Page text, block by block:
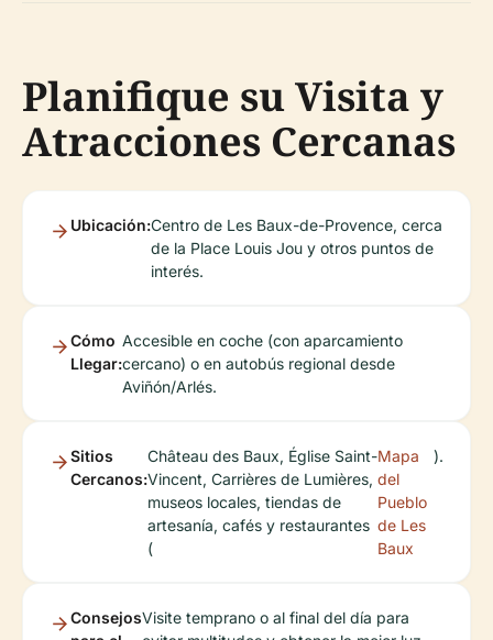
Planifique su Visita y
Atracciones Cercanas
Ubicación:Centro de Les Baux-de-Provence, cerca
de la Place Louis Jou y otros puntos de
interés.
Cómo
Llegar:
Accesible en coche (con aparcamiento
cercano) o en autobús regional desde
Aviñón/Arlés.
Sitios
Cercanos:
Château des Baux, Église Saint-
Vincent, Carrières de Lumières,
museos locales, tiendas de
artesanía, cafés y restaurantes
(
Mapa
del
Pueblo
de Les
Baux
).
ConsejosVisite temprano o al final del día para